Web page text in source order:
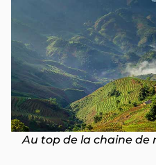
Au top de la chaine de